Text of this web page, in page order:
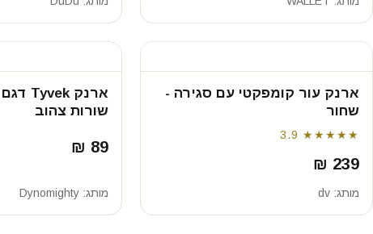
ארנק עור קומפקטי עם סגירה -
שחור
★★★★★
3.9
239 ₪
מותג: dv
שורות צהוב
89 ₪
מותג:Dynomighty